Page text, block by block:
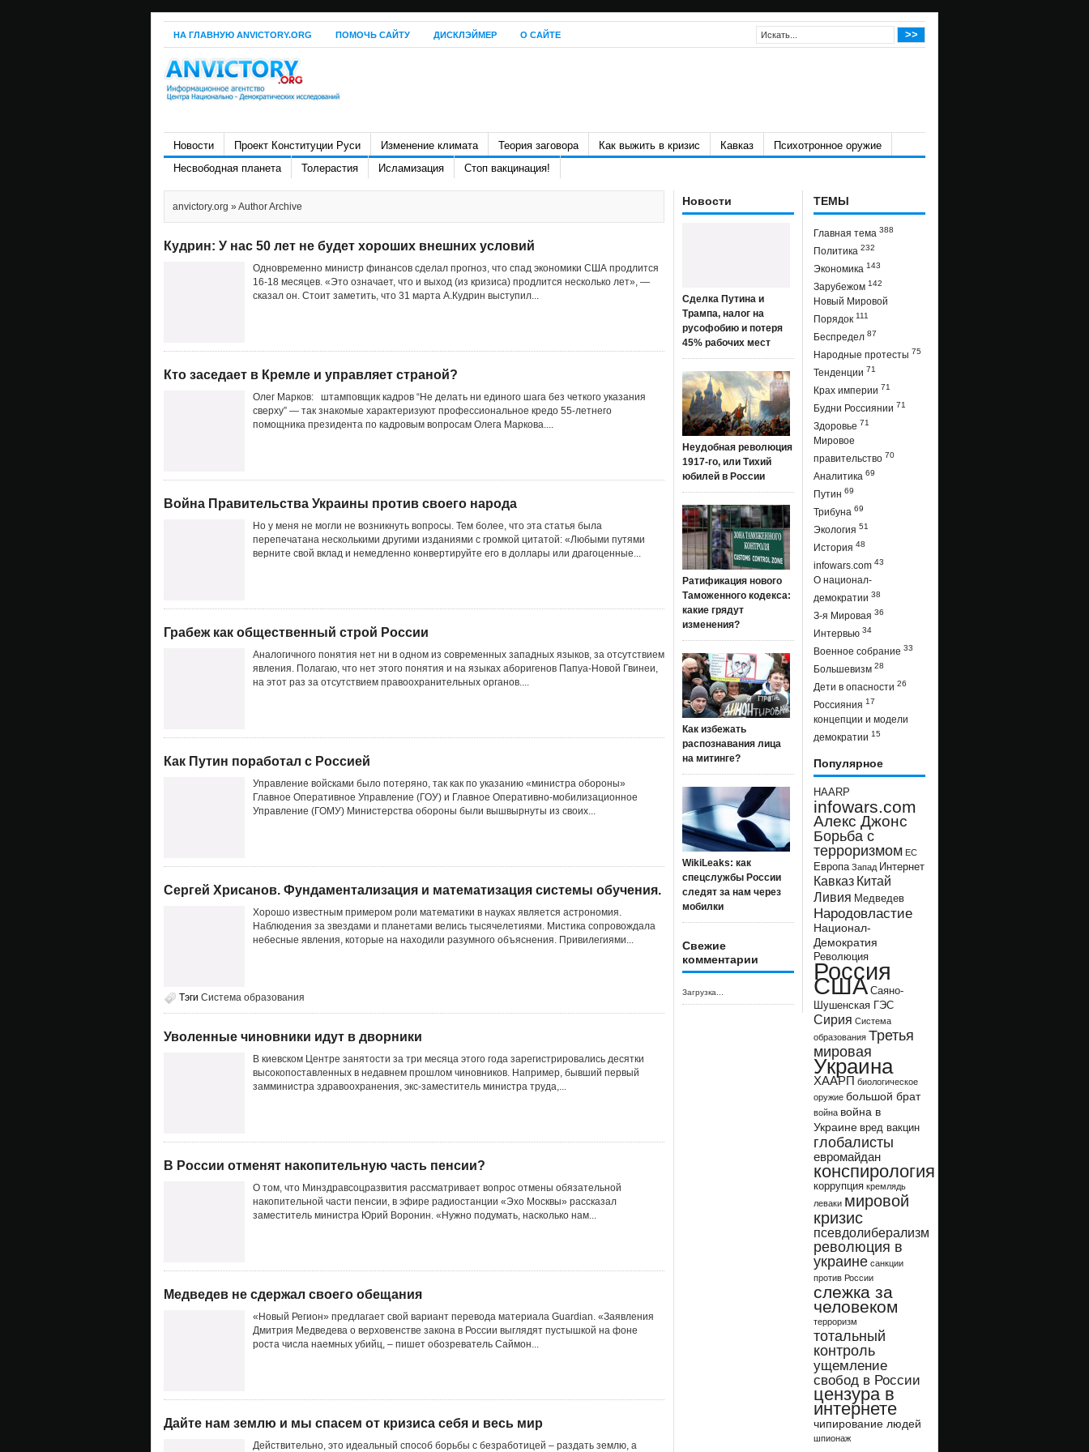
НА ГЛАВНУЮ ANVICTORY.ORG ПОМОЧЬ САЙТУ ДИСКЛЭЙМЕР О САЙТЕ
Новости Проект Конституции Руси Изменение климата Теория заговора Как выжить в кризис Кавказ
Психотронное оружие
Несвободная планета
Толерастия Исламизация Стоп вакцинация!
anvictory.org » Author Archive
Кудрин: У нас 50 лет не будет хороших внешних условий
Одновременно министр финансов сделал прогноз, что спад экономики США продлится
16-18 месяцев. «Это означает, что и выход (из кризиса) продлится несколько лет», —
сказал он. Стоит заметить, что 31 марта А.Кудрин выступил...
Кто заседает в Кремле и управляет страной?
Олег Марков: штамповщик кадров “Не делать ни единого шага без четкого указания
сверху” — так знакомые характеризуют профессиональное кредо 55-летнего
помощника президента по кадровым вопросам Олега Маркова....
Война Правительства Украины против своего народа
Но у меня не могли не возникнуть вопросы. Тем более, что эта статья была
перепечатана несколькими другими изданиями с громкой цитатой: «Любыми путями
верните свой вклад и немедленно конвертируйте его в доллары или драгоценные...
Грабеж как общественный строй России
Аналогичного понятия нет ни в одном из современных западных языков, за отсутствием
явления. Полагаю, что нет этого понятия и на языках аборигенов Папуа-Новой Гвинеи,
на этот раз за отсутствием правоохранительных органов....
Как Путин поработал с Россией
Управление войсками было потеряно, так как по указанию «министра обороны»
Главное Оперативное Управление (ГОУ) и Главное Оперативно-мобилизационное
Управление (ГОМУ) Министерства обороны были вышвырнуты из своих...
Сергей Хрисанов. Фундаментализация и математизация системы обучения.
Хорошо известным примером роли математики в науках является астрономия.
Наблюдения за звездами и планетами велись тысячелетиями. Мистика сопровождала
небесные явления, которые на находили разумного объяснения. Привилегиями...
Тэги Система образования
Уволенные чиновники идут в дворники
В киевском Центре занятости за три месяца этого года зарегистрировались десятки
высокопоставленных в недавнем прошлом чиновников. Например, бывший первый
замминистра здравоохранения, экс-заместитель министра труда,...
В России отменят накопительную часть пенсии?
О том, что Минздравсоцразвития рассматривает вопрос отмены обязательной
накопительной части пенсии, в эфире радиостанции «Эхо Москвы» рассказал
заместитель министра Юрий Воронин. «Нужно подумать, насколько нам...
Медведев не сдержал своего обещания
«Новый Регион» предлагает свой вариант перевода материала Guardian. «Заявления
Дмитрия Медведева о верховенстве закона в России выглядят пустышкой на фоне
роста числа наемных убийц, – пишет обозреватель Саймон...
Дайте нам землю и мы спасем от кризиса себя и весь мир
Действительно, это идеальный способ борьбы с безработицей – раздать землю, а
Новости
Сделка Путина и
Трампа, налог на
русофобию и потеря
45% рабочих мест
Неудобная революция
1917-го, или Тихий
юбилей в России
Ратификация нового
Таможенного кодекса:
какие грядут
изменения?
Как избежать
распознавания лица
на митинге?
WikiLeaks: как
спецслужбы России
следят за нам через
мобилки
Свежие
комментарии
Загрузка...
ТЕМЫ
Главная тема 388
Политика 232
Экономика 143
Зарубежом 142
Новый Мировой
Порядок 111
Беспредел 87
Народные протесты 75
Тенденции 71
Крах империи 71
Будни Россиянии 71
Здоровье 71
Мировое
правительство 70
Аналитика 69
Путин 69
Трибуна 69
Экология 51
История 48
infowars.com 43
О национал-
демократии 38
З-я Мировая 36
Интервью 34
Военное собрание 33
Большевизм 28
Дети в опасности 26
Россияния 17
концепции и модели
демократии 15
Популярное
HAARP
infowars.com
Алекс Джонс
Борьба с
терроризмом ЕС
Европа Запад Интернет
Кавказ Китай
Ливия Медведев
Народовластие
Национал-
Демократия
Революция
Россия
США Саяно-
Шушенская ГЭС
Сирия Система
образования Третья
мировая
Украина
ХААРП биологическое
оружие большой брат
война война в
Украине вред вакцин
глобалисты
евромайдан
конспирология
коррупция кремлядь
леваки мировой
кризис
псевдолиберализм
революция в
украине санкции
против России
слежка за
человеком
терроризм
тотальный
контроль
ущемление
свобод в России
цензура в
интернете
чипирование людей
шпионаж